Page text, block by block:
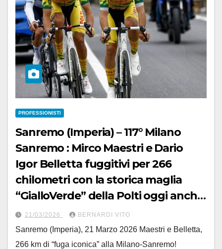
PROFESSIONISTI
Sanremo (Imperia) – 117° Milano
Sanremo : Mirco Maestri e Dario
Igor Belletta fuggitivi per 266
chilometri con la storica maglia
“GialloVerde” della Polti oggi anche
“Visit Malta”
21/03/2026 BERNARDI VITO
Sanremo (Imperia), 21 Marzo 2026 Maestri e Belletta,
266 km di “fuga iconica” alla Milano-Sanremo!